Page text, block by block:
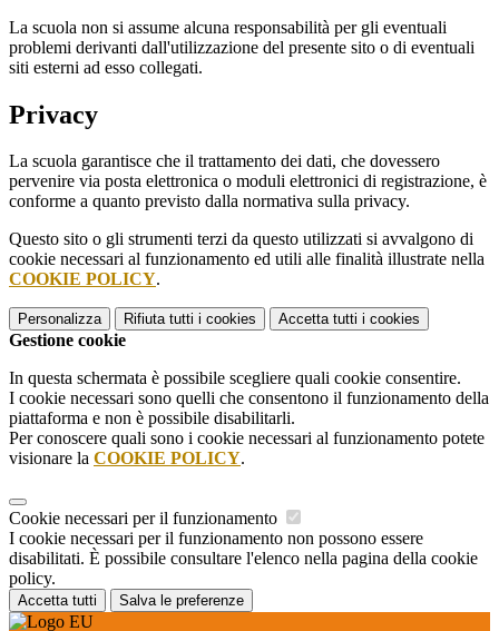
La scuola non si assume alcuna responsabilità per gli eventuali
problemi derivanti dall'utilizzazione del presente sito o di eventuali
siti esterni ad esso collegati.
Privacy
La scuola garantisce che il trattamento dei dati, che dovessero
pervenire via posta elettronica o moduli elettronici di registrazione, è
conforme a quanto previsto dalla normativa sulla privacy.
Questo sito o gli strumenti terzi da questo utilizzati si avvalgono di
cookie necessari al funzionamento ed utili alle finalità illustrate nella
COOKIE POLICY.
Personalizza Rifiuta tutti i cookies Accetta tutti i cookies
Gestione cookie
In questa schermata è possibile scegliere quali cookie consentire.
I cookie necessari sono quelli che consentono il funzionamento della
piattaforma e non è possibile disabilitarli.
Per conoscere quali sono i cookie necessari al funzionamento potete
visionare la COOKIE POLICY.
Cookie necessari per il funzionamento
I cookie necessari per il funzionamento non possono essere
disabilitati. È possibile consultare l'elenco nella pagina della cookie
policy.
Accetta tutti Salva le preferenze